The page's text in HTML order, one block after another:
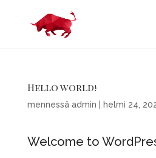
Hello world!
mennessä admin helmi 24,
Welcome to